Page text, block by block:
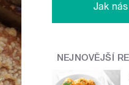
Jak
NEJNOVĚJŠÍ